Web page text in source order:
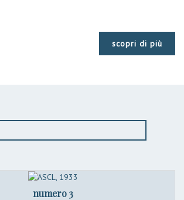
scopri di più
numero 3